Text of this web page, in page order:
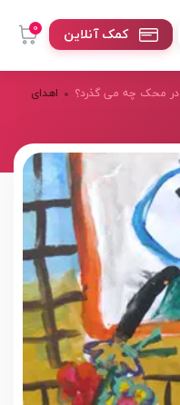
0 کمک آنلاین
در محک چه می گذرد؟
اهدای